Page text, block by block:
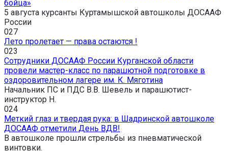
бойца»
5 августа курсанты Куртамышской автошколы ДОСААФ
России
027
Лето пролетает — права остаются !
023
Сотрудники ДОСААФ России Курганской области
провели мастер-класс по парашютной подготовке в
оздоровительном лагере им. К. Мяготина
Начальник ПС и ПДС В.В. Шевель и парашютист-
инструктор Н.
024
Меткий глаз и твердая рука: в Шадринской автошколе
ДОСААФ отметили День ВДВ!
В автошколе прошли стрельбы из пневматической
винтовки.